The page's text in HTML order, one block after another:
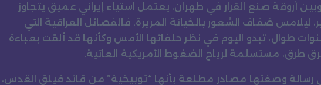
أروقة صنع القرار في طهران، يعتمل استياء إيراني عميق يتجاوز
ليلامس ضفاف الشعور بالخيانة المريرة. فالفصائل العراقية التي
طوال، تبدو اليوم في نظر حلفائها الأمس وكأنها قد ألقت بعباءة
طرق، مستسلمة لرياح الضغوط الأمريكية العاتية.
وصفتها مصادر مطلعة بأنها “توبيخية” من قائد فيلق القدس،